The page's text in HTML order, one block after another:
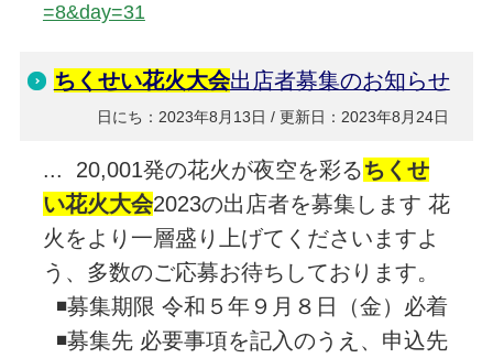
=8&day=31
ちくせい花火大会出店者募集のお知らせ
日にち：2023年8月13日 / 更新日：2023年8月24日
... 20,001発の花火が夜空を彩るちくせ
い花火大会2023の出店者を募集します 花
火をより一層盛り上げてくださいますよ
う、多数のご応募お待ちしております。
◾️募集期限 令和５年９月８日（金）必着
◾️募集先 必要事項を記入のうえ、申込先